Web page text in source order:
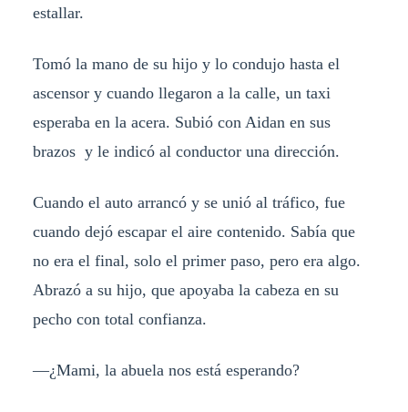
estallar.
Tomó la mano de su hijo y lo condujo hasta el
ascensor y cuando llegaron a la calle, un taxi
esperaba en la acera. Subió con Aidan en sus
brazos y le indicó al conductor una dirección.
Cuando el auto arrancó y se unió al tráfico, fue
cuando dejó escapar el aire contenido. Sabía que
no era el final, solo el primer paso, pero era algo.
Abrazó a su hijo, que apoyaba la cabeza en su
pecho con total confianza.
—¿Mami, la abuela nos está esperando?